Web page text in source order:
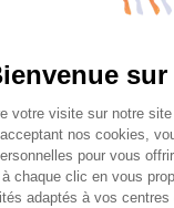
S’inscrire
de
votre visite sur notre
nos cookies,
pour vous
chaque clic en vous
adaptés à vos
Axeptio